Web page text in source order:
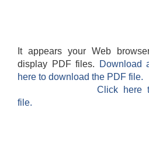
It appears your Web
display PDF files.
Download
here to download the PDF file.
Click here
file.